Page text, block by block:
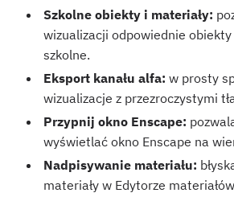
Szkolne obiekty i materiały:
wizualizacji odpowiednie obiekty
szkolne.
Eksport kanału alfa: w prosty
wizualizacje z przezroczystymi
Przypnij okno Enscape:
wyświetlać okno Enscape na
Nadpisywanie materiału:
materiały w Edytorze